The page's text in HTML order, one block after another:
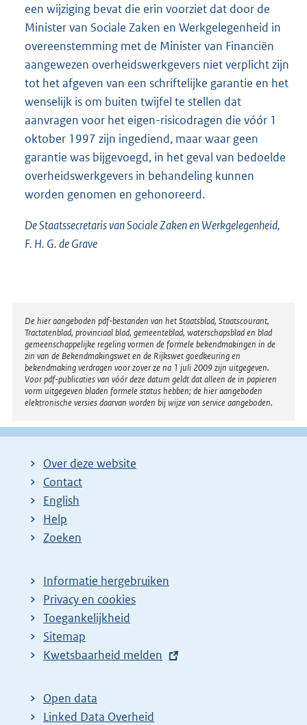
een wijziging bevat die erin voorziet dat door de
Minister van Sociale Zaken en Werkgelegenheid in
overeenstemming met de Minister van Financiën
aangewezen overheidswerkgevers niet verplicht zijn
tot het afgeven van een schriftelijke garantie en het
wenselijk is om buiten twijfel te stellen dat
aanvragen voor het eigen-risicodragen die vóór 1
oktober 1997 zijn ingediend, maar waar geen
garantie was bijgevoegd, in het geval van bedoelde
overheidswerkgevers in behandeling kunnen
worden genomen en gehonoreerd.
De Staatssecretaris van Sociale Zaken en Werkgelegenheid,
F. H. G. de Grave
Disclaimer
De hier aangeboden pdf-bestanden van het Staatsblad, Staatscourant,
Tractatenblad, provinciaal blad, gemeenteblad, waterschapsblad en blad
gemeenschappelijke regeling vormen de formele bekendmakingen in de
zin van de Bekendmakingswet en de Rijkswet goedkeuring en
bekendmaking verdragen voor zover ze na 1 juli 2009 zijn uitgegeven.
Voor pdf-publicaties van vóór deze datum geldt dat alleen de in papieren
vorm uitgegeven bladen formele status hebben; de hier aangeboden
elektronische versies daarvan worden bij wijze van service aangeboden.
Over deze website
Contact
English
Help
Zoeken
Informatie hergebruiken
Privacy en cookies
Toegankelijkheid
Sitemap
E
t
e
Kwetsbaarheid melden
Open data
Linked Data Overheid